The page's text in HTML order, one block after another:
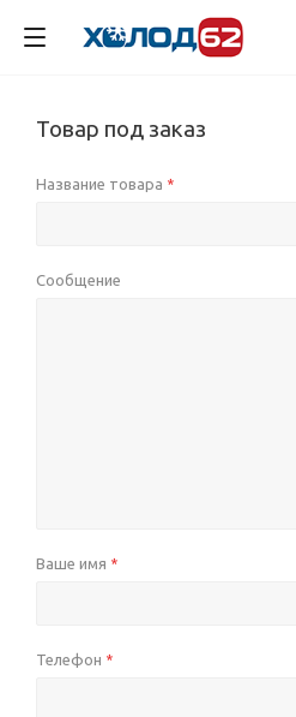
Товар под заказ
Название товара *
Сообщение
Ваше имя *
Телефон *